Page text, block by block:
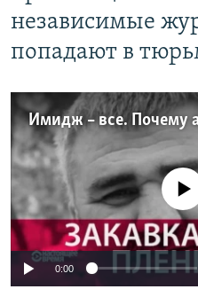
независимые
попадают в
No media source
0:00